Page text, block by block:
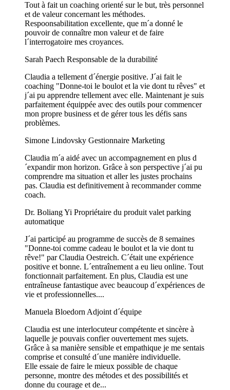
Tout à fait un coaching orienté sur le but, très personnel
et de valeur concernant les méthodes.
Respoonsabilitation excellente, que m´a donné le
pouvoir de connaître mon valeur et de faire
l´interrogatoire mes croyances.
Sarah Paech Responsable de la durabilité
Claudia a tellement d´énergie positive. J´ai fait le
coaching "Donne-toi le boulot et la vie dont tu rêves" et
j´ai pu apprendre tellement avec elle. Maintenant je suis
parfaitement équippée avec des outils pour commencer
mon propre business et de gérer tous les défis sans
problèmes.
Simone Lindovsky Gestionnaire Marketing
Claudia m´a aidé avec un accompagnement en plus d
´expandir mon horizon. Grâce à son perspective j´ai pu
comprendre ma situation et aller les justes prochains
pas. Claudia est definitivement à recommander comme
coach.
Dr. Boliang Yi Propriétaire du produit valet parking
automatique
J´ai participé au programme de succès de 8 semaines
"Donne-toi comme cadeau le boulot et la vie dont tu
rêve!" par Claudia Oestreich. C´était une expérience
positive et bonne. L´entraînement a eu lieu online. Tout
fonctionnait parfaitement. En plus, Claudia est une
entraîneuse fantastique avec beaucoup d´expériences de
vie et professionnelles....
Manuela Bloedorn Adjoint d´équipe
Claudia est une interlocuteur compétente et sincère à
laquelle je pouvais confier ouvertement mes sujets.
Grâce à sa manière sensible et empathique je me sentais
comprise et consulté d´une manière individuelle.
Elle essaie de faire le mieux possible de chaque
personne, montre des métodes et des possibilités et
donne du courage et de...